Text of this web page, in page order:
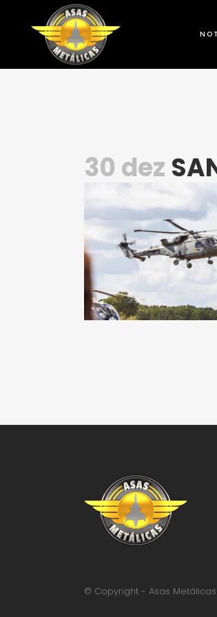
30 dez
© Copyright - Asas